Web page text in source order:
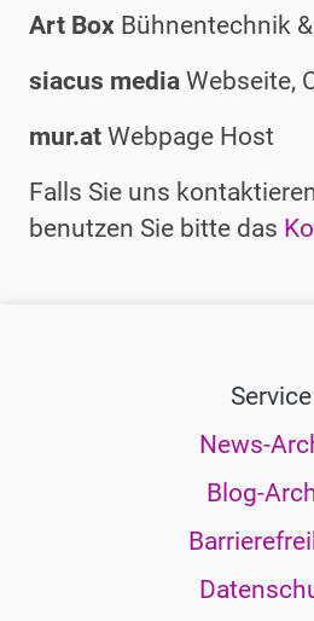
Art Box Bühnentechnik
siacus media Webseite,
mur.at Webpage Host
Falls Sie uns
benutzen Sie bitte das
Service
News-
Blog-